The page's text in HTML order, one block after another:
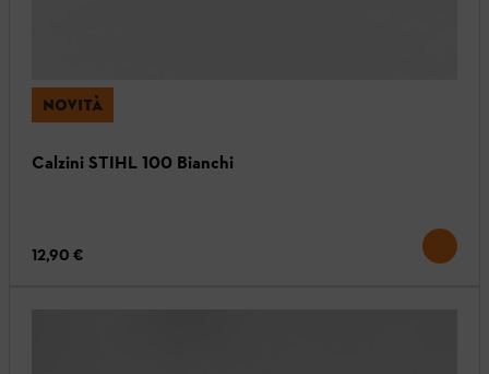
NOVITÀ
Calzini STIHL 100 Bianchi
12,90 €